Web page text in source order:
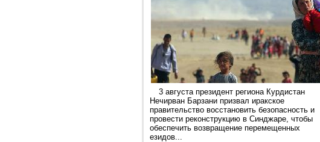
3 августа президент региона Курдистан
Нечирван Барзани призвал иракское
правительство восстановить безопасность и
провести реконструкцию в Синджаре, чтобы
обеспечить возвращение перемещенных
езидов...